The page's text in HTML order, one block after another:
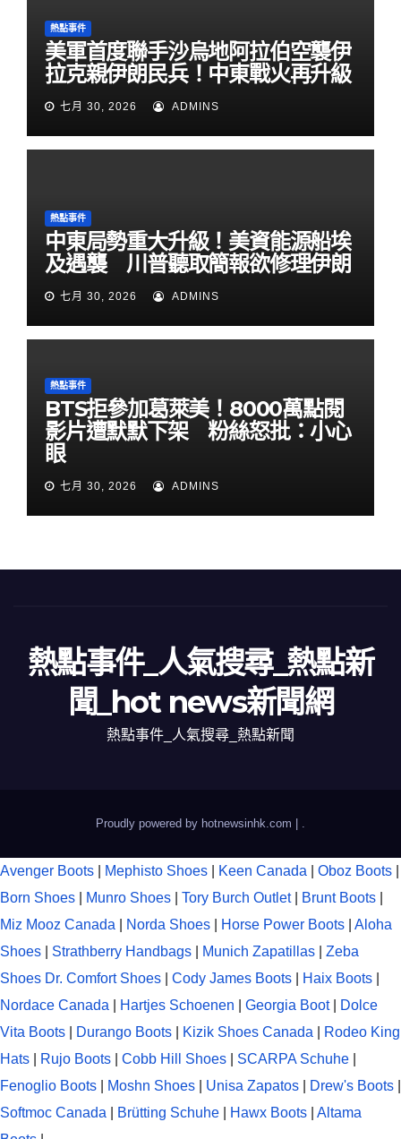
熱點事件
美軍首度聯手沙烏地阿拉伯空襲伊
拉克親伊朗民兵！中東戰火再升級
七月 30, 2026 ADMINS
熱點事件
中東局勢重大升級！美資能源船埃
及遇襲 川普聽取簡報欲修理伊朗
七月 30, 2026 ADMINS
熱點事件
BTS拒參加葛萊美！8000萬點閱
影片遭默默下架 粉絲怒批：小心
眼
七月 30, 2026 ADMINS
熱點事件_人氣搜尋_熱點新
聞_hot news新聞網
熱點事件_人氣搜尋_熱點新聞
Proudly powered by hotnewsinhk.com
Avenger Boots Mephisto Shoes Keen Canada Oboz Boots
Born Shoes
Munro Shoes Tory Burch Outlet Brunt Boots
Miz Mooz Canada
Norda Shoes Horse Power Boots
Aloha
Shoes
Strathberry Handbags Munich Zapatillas
Zeba
Shoes Dr. Comfort Shoes Cody James Boots Haix Boots
Nordace Canada
Hartjes Schoenen Georgia Boot|
Dolce
Vita Boots
Durango Boots Kizik Shoes Canada
Rodeo King
Hats
Rujo Boots Cobb Hill Shoes SCARPA Schuhe
Fenoglio Boots
Moshn Shoes Unisa Zapatos Drew's Boots
Softmoc Canada
Brütting Schuhe Hawx Boots
Altama